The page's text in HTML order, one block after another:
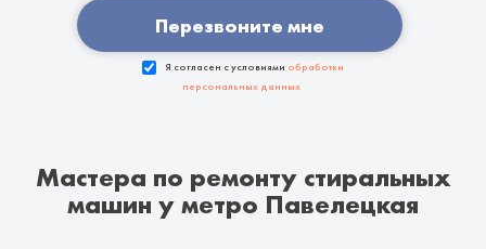
Перезвоните мне
Я согласен с условиями обработки
персональных данных
Мастера по ремонту стиральных
машин у метро Павелецкая